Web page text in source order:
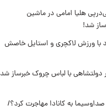
هلیا امامی در ماشین
شد!
با ورزش لاکچری و استایل خاصش
با لباس چروک خبرساز شد
به کانادا مهاجرت کرد؟/